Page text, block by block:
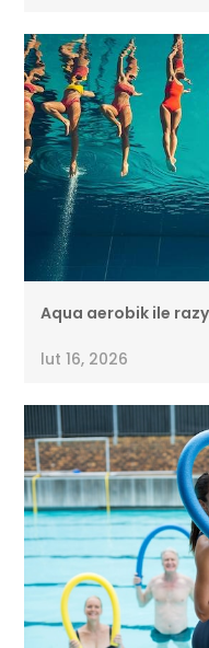
Aqua aerobik ile
lut 16, 2026